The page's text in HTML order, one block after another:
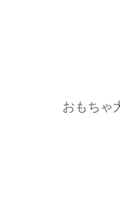
おもちゃ